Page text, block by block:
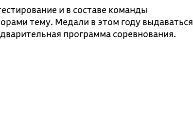
и в составе команды
тему. Медали в этом году выдаваться
программа соревнования.